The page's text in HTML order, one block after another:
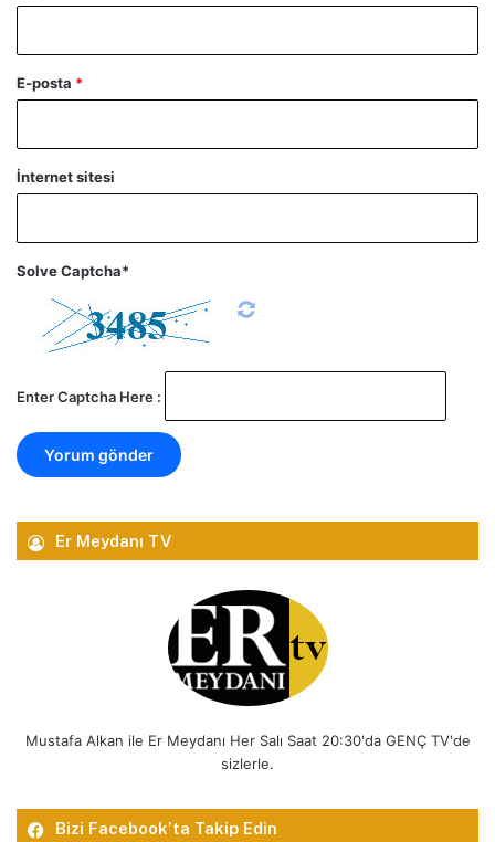
E-posta *
İnternet sitesi
Solve Captcha*
Enter Captcha Here :
Er Meydanı TV
Mustafa Alkan ile Er Meydanı Her Salı Saat 20:30'da GENÇ TV'de
sizlerle.
Bizi Facebook’ta Takip Edin